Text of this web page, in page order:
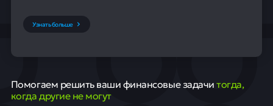
Узнать больше
Помогаем решить ваши финансовые задачитогда,
когда другие не могут